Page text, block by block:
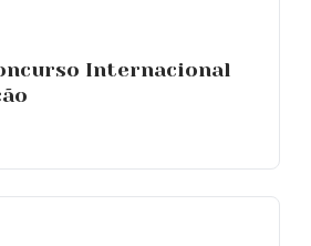
Internacional